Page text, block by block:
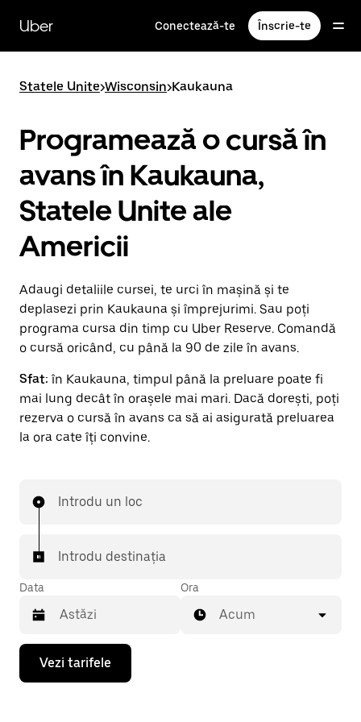
direct
conținutul
principal
Uber Conectează-te Înscrie-te
Statele Unite>Wisconsin>Kaukauna
Programează o cursă în
avans în Kaukauna,
Statele Unite ale
Americii
Adaugi detaliile cursei, te urci în mașină și te
deplasezi prin Kaukauna și împrejurimi. Sau poți
programa cursa din timp cu Uber Reserve. Comandă
o cursă oricând, cu până la 90 de zile în avans.
Sfat: în Kaukauna, timpul până la preluare poate fi
mai lung decât în orașele mai mari. Dacă dorești, poți
rezerva o cursă în avans ca să ai asigurată preluarea
la ora cate îți convine.
Introdu un loc
Introdu destinația
Data
Pentru
deschide
Ora
Acum
Vezi tarifele